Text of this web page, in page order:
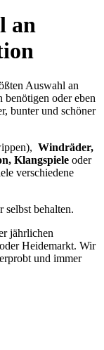
an
Auswahl an
oder eben
bunter und schöner
Windräder,
Klangspiele oder
verschiedene
selbst behalten.
jährlichen
Heidemarkt. Wir
und immer